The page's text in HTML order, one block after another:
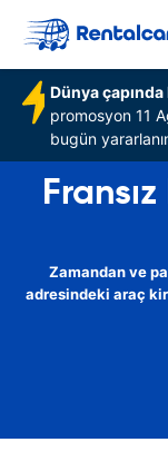
Dünya
promosyon 11
bugün
Zamandan ve
adresindeki araç